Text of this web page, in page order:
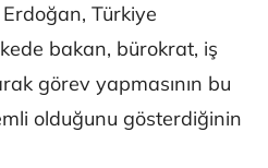
Erdoğan, Türkiye
bakan, bürokrat, iş
görev yapmasının bu
olduğunu gösterdiğinin